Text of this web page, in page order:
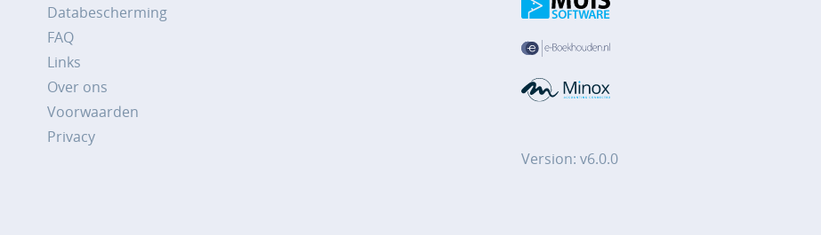
Databescherming
FAQ
Links
Over ons
Voorwaarden
Privacy
Version: v6.0.0